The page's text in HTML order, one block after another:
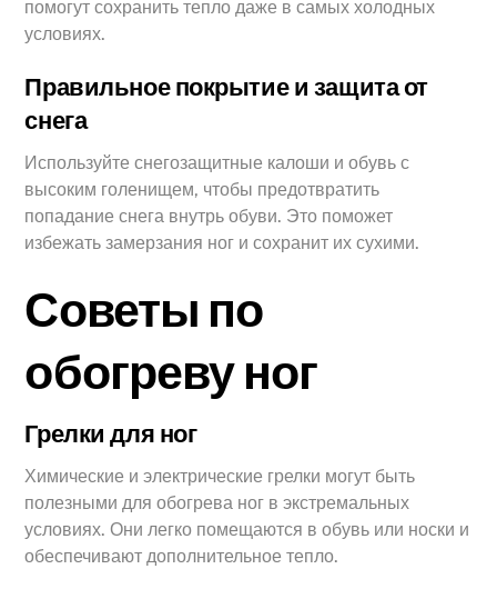
помогут сохранить тепло даже в самых холодных
условиях.
Правильное покрытие и защита от
снега
Используйте снегозащитные калоши и обувь с
высоким голенищем, чтобы предотвратить
попадание снега внутрь обуви. Это поможет
избежать замерзания ног и сохранит их сухими.
Советы по
обогреву ног
Грелки для ног
Химические и электрические грелки могут быть
полезными для обогрева ног в экстремальных
условиях. Они легко помещаются в обувь или носки и
обеспечивают дополнительное тепло.